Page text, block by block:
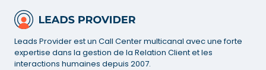
Leads Provider est un Call Center multicanal avec une forte
expertise dans la gestion de la Relation Client et les
interactions humaines depuis 2007.